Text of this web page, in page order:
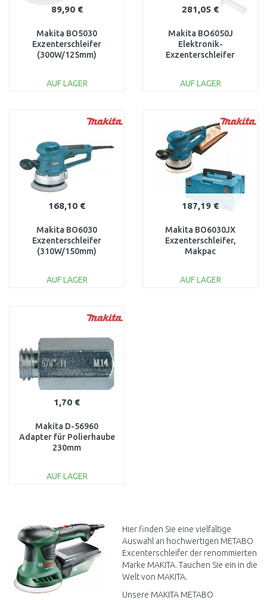
89,90 €
Makita BO5030
Exzenterschleifer
(300W/125mm)
AUF LAGER
281,05 €
Makita BO6050J
Elektronik-
Exzenterschleifer
AUF LAGER
Vergleichen
168,10 €
Makita BO6030
Exzenterschleifer
(310W/150mm)
AUF LAGER
187,19 €
Makita BO6030JX
Exzenterschleifer,
Makpac
AUF LAGER
1,70 €
Makita D-56960
Adapter für Polierhaube
230mm
AUF LAGER
Vergleichen
Hier finden Sie eine vielfältige
Auswahl an hochwertigen METABO
Excenterschleifer der renommierten
Marke MAKITA. Tauchen Sie ein in die
Welt von MAKITA.
Unsere MAKITA METABO